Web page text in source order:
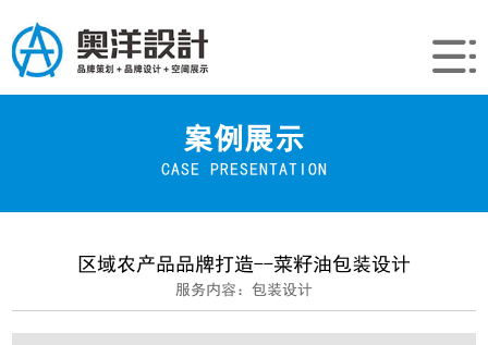
案例展示
CASE PRESENTATION
区域农产品品牌打造--菜籽油包装设计
服务内容：包装设计